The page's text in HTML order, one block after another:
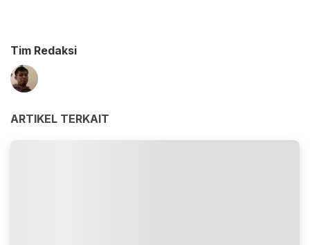
Tim Redaksi
ARTIKEL TERKAIT